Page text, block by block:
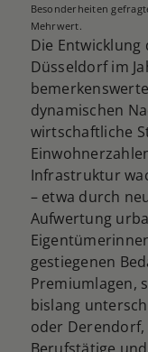
Besonderheiten
Mehrwert.
Die
Düsseldorf im
dynamischen
wirtschaftliche
Infrastruktur
– etwa durch
Aufwertung
gestiegenen
Premiumlagen,
bislang
oder